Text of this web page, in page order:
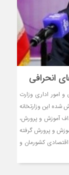
انحرافی
و امور اداری وزارت
شده این وزارتخانه
آموزش و پرورش،
و پرورش گرفته
کشورمان و